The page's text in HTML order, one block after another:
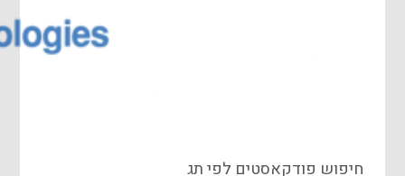
חיפוש פודקאסטים לפי תג